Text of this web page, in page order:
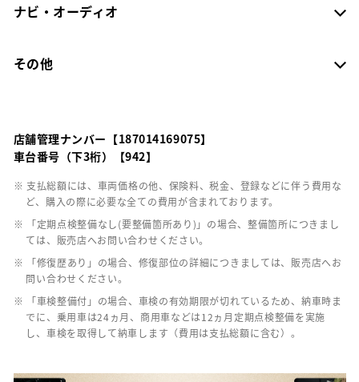
ナビ・オーディオ
その他
店舗管理ナンバー【187014169075】
車台番号（下3桁）【942】
※ 支払総額には、車両価格の他、保険料、税金、登録などに伴う費用な
ど、購入の際に必要な全ての費用が含まれております。
※ 「定期点検整備なし(要整備箇所あり)」の場合、整備箇所につきまし
ては、販売店へお問い合わせください。
※ 「修復歴あり」の場合、修復部位の詳細につきましては、販売店へお
問い合わせください。
※ 「車検整備付」の場合、車検の有効期限が切れているため、納車時ま
でに、乗用車は24ヵ月、商用車などは12ヵ月定期点検整備を実施
し、車検を取得して納車します（費用は支払総額に含む）。